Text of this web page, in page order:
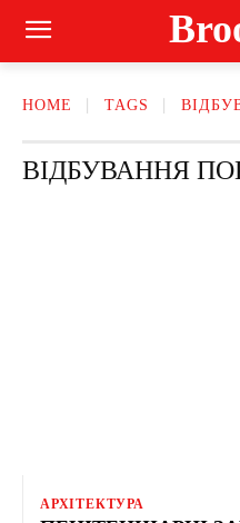
HOME TAGS
ВІДБУВАННЯ
АРХІТЕКТУРА